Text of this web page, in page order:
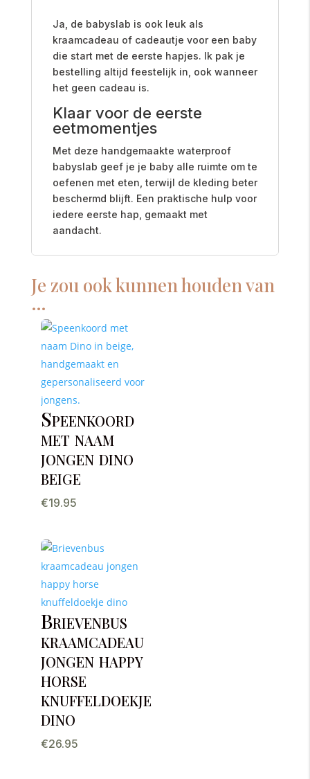
Ja, de babyslab is ook leuk als
kraamcadeau of cadeautje voor een baby
die start met de eerste hapjes. Ik pak je
bestelling altijd feestelijk in, ook wanneer
het geen cadeau is.
Klaar voor de eerste
eetmomentjes
Met deze handgemaakte waterproof
babyslab geef je je baby alle ruimte om te
oefenen met eten, terwijl de kleding beter
beschermd blijft. Een praktische hulp voor
iedere eerste hap, gemaakt met
aandacht.
Je zou ook kunnen houden van
…
Speenkoord
met naam
jongen dino
beige
€19.95
Brievenbus
kraamcadeau
jongen happy
horse
knuffeldoekje
dino
€26.95